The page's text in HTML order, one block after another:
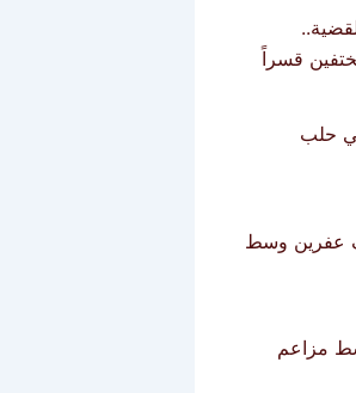
قسراً
حلب
عفرين وسط
وسط مزاعم